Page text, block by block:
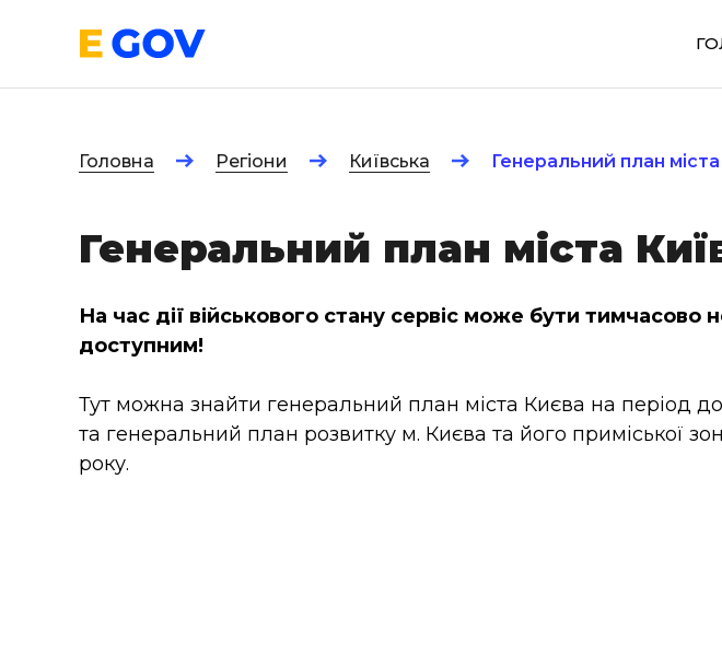
Головна Регіони Київська Генеральний план міста
Генеральний план міста
На час дії військового стану сервіс може бути тимчасово
доступним!
Тут можна знайти генеральний план міста Києва на період
та генеральний план розвитку м. Києва та його приміської
року.